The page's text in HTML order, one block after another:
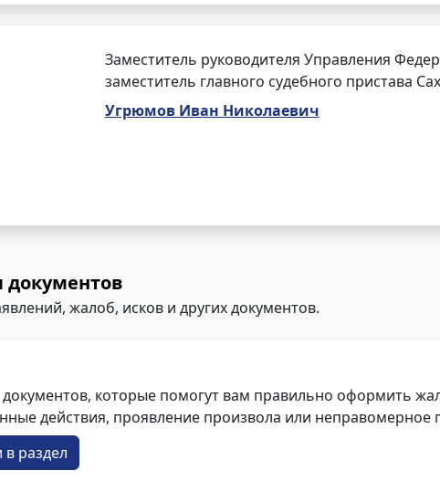
Заместитель руководителя Управления
заместитель главного судебного пристава
Угрюмов Иван Николаевич
жалоб, исков и других документов.
которые помогут вам правильно оформить
действия, проявление произвола или неправомерное
раздел